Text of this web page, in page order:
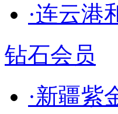
·连云港
钻石会员
·新疆紫